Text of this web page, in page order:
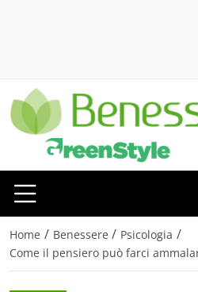
Home / Benessere / Psicologia /
Come il pensiero può farci